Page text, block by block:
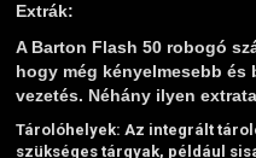
Extrák:
A Barton Flash 50 robogó
hogy még kényelmesebb
vezetés. Néhány ilyen
Tárolóhelyek: Az integrált
szükséges tárgyak, például